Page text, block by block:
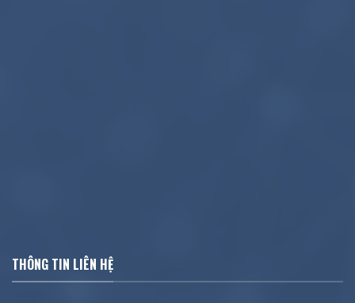
THÔNG TIN LIÊN HỆ